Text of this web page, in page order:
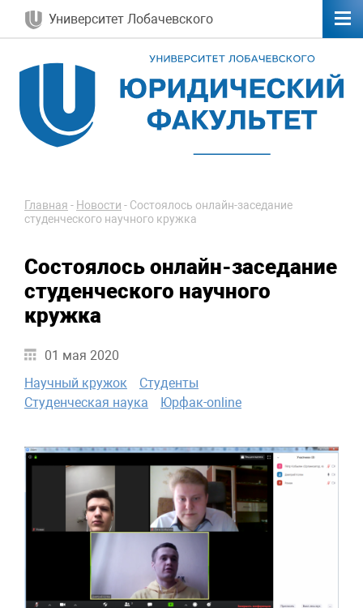
Университет Лобачевского
Главная - Новости - Состоялось онлайн-заседание
студенческого научного кружка
Состоялось онлайн-заседание
студенческого научного
кружка
01 мая 2020
Научный кружок
Студенты
Студенческая наука
Юрфак-online